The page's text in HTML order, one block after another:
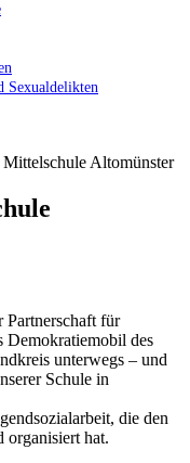
Sexualdelikten
Altomünster
Partnerschaft für
Demokratiemobil des
unterwegs – und
Schule in
die den
organisiert hat.